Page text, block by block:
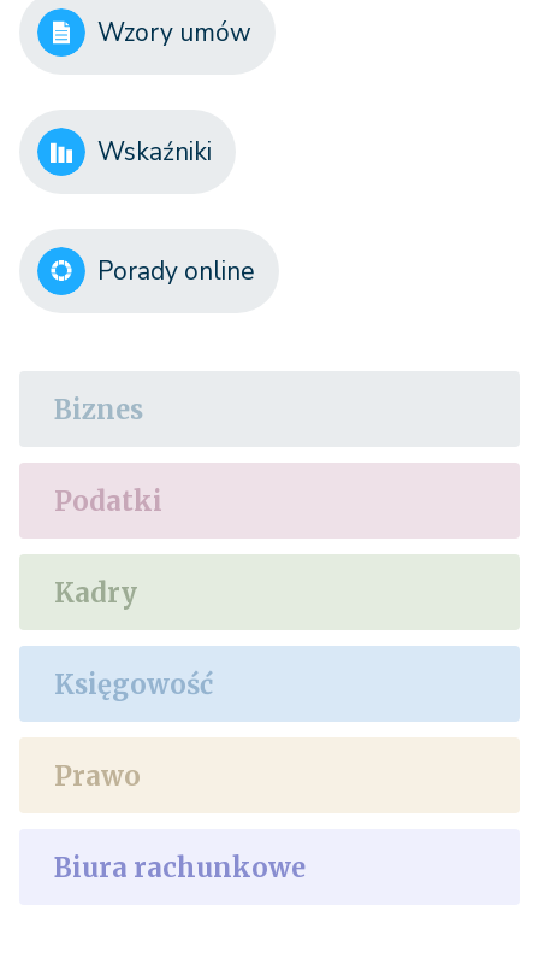
Wzory umów
Wskaźniki
Porady online
Biznes
Podatki
Kadry
Księgowość
Prawo
Biura rachunkowe